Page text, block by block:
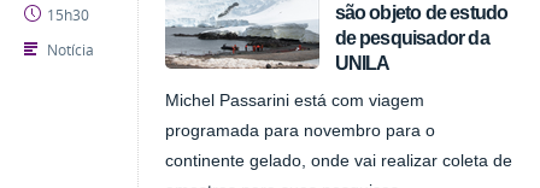
são objeto de estudo
de pesquisador da
UNILA
Michel Passarini está com viagem
programada para novembro para o
continente gelado, onde vai realizar coleta de
15h30
Notícia